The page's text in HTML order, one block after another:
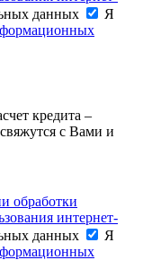
данных
Я
кредита –
с Вами и
обработки
интернет-
данных
Я